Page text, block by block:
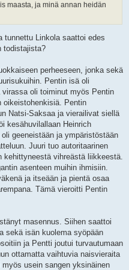
maasta, ja minä annan heidän
tunnettu Linkola saattoi edes
todistajista?
perheeseen, jonka sekä
Pentin isä oli
oli toiminut myös Pentin
oikeistohenkisiä. Pentin
Natsi-Saksaa ja vierailivat siellä
kesähuvilallaan Heinrich
geeneistään ja ympäristöstään
Juuri tuo autoritaarinen
vihreästä liikkeestä.
asenteen muihin ihmisiin.
ja itseään ja pientä osaa
Tämä vieroitti Pentin
masennus. Siihen saattoi
sekä isän kuolema syöpään
ja Pentti joutui turvautumaan
ottamatta vaihtuvia naisvieraita
usein sangen yksinäinen